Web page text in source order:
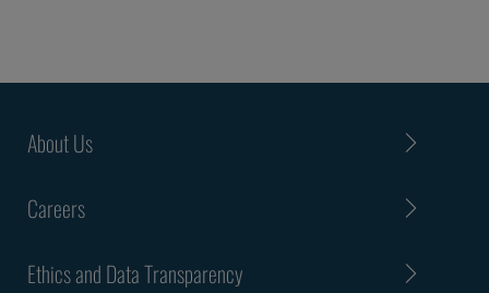
About Us
Careers
Ethics and Data Transparency